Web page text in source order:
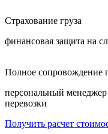
Страхование груза
финансовая защита на
Полное сопровождение
персональный
перевозки
Получить расчет